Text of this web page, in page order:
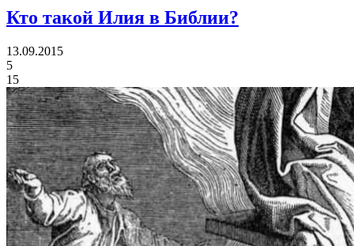
Кто такой Илия в Библии?
13.09.2015
5
15